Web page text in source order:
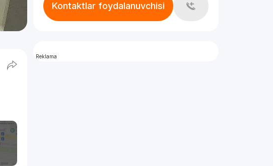
Kontaktlar foydalanuvchisi
Reklama